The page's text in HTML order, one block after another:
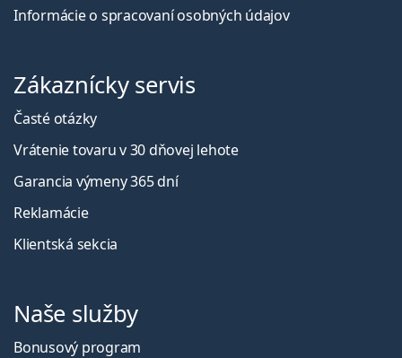
Informácie o spracovaní osobných údajov
Zákaznícky servis
Časté otázky
Vrátenie tovaru v 30 dňovej lehote
Garancia výmeny 365 dní
Reklamácie
Klientská sekcia
Naše služby
Bonusový program